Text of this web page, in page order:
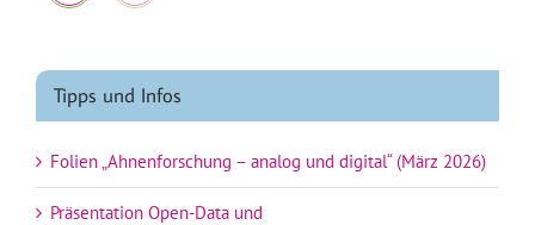
Tipps und Infos
Folien „Ahnenforschung – analog und digital“ (März 2026)
Präsentation Open-Data und